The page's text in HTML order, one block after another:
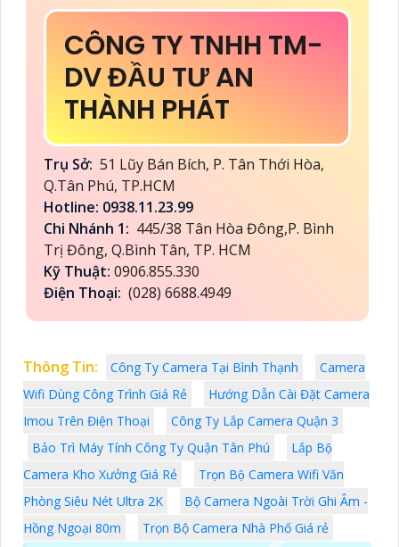
CÔNG TY TNHH TM-
DV ĐẦU TƯ AN
THÀNH PHÁT
Trụ Sở: 51 Lũy Bán Bích, P. Tân Thới Hòa,
Q.Tân Phú, TP.HCM
Hotline: 0938.11.23.99
Chi Nhánh 1: 445/38 Tân Hòa Đông,P. Bình
Trị Đông, Q.Bình Tân, TP. HCM
Kỹ Thuật: 0906.855.330
Điện Thoại: (028) 6688.4949
Thông Tin: Công Ty Camera Tại Bình Thạnh
Camera
Wifi Dùng Công Trình Giá Rẻ
Hướng Dẫn Cài Đặt Camera
Imou Trên Điện Thoại
Công Ty Lắp Camera Quận 3
Bảo Trì Máy Tính Công Ty Quận Tân Phú
Lắp Bộ
Camera Kho Xưởng Giá Rẻ
Trọn Bộ Camera Wifi Văn
Phòng Siêu Nét Ultra 2K
Bộ Camera Ngoài Trời Ghi Âm -
Hồng Ngoại 80m
Trọn Bộ Camera Nhà Phố Giá rẻ